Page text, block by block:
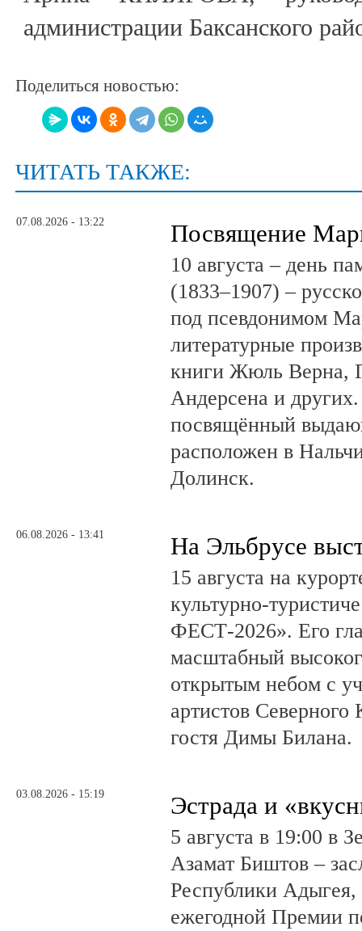
администрации Баксанского
Поделиться новостью:
ЧИТАТЬ ТАКЖЕ:
07.08.2026 - 13:22 Посвящение
10 августа – день
(1833–1907) –
под псевдонимом
литературные
книги Жюль Верна,
Андерсена и
посвящённый
расположен в
Долинск.
06.08.2026 - 13:41 На Эльбрусе
15 августа на
культурно-
ФЕСТ-2026». Его
масштабный
открытым небом с
артистов Северного
гостя Димы Билана.
03.08.2026 - 15:19 Эстрада и
5 августа в 19:00 в
Азамат Биштов –
Республики
ежегодной Премии